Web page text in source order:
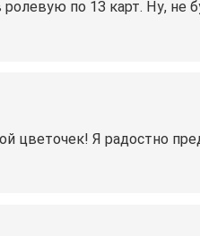
по 13 карт. Ну, не
цветочек! Я радостно